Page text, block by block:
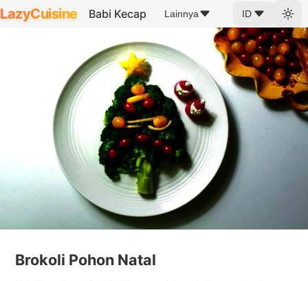
LazyCuisine Babi Kecap Lainnya ID
Brokoli Pohon Natal